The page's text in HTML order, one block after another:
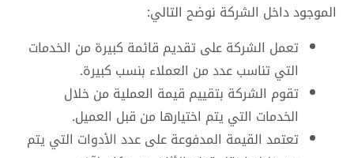
الموجود داخل الشركة نوضح التالي:
تعمل الشركة على تقديم قائمة كبيرة من الخدمات
التي تناسب عدد من العملاء بنسب كبيرة.
تقوم الشركة بتقييم قيمة العملية من خلال
الخدمات التي يتم اختيارها من قبل العميل.
تعتمد القيمة المدفوعة على عدد الأدوات التي يتم